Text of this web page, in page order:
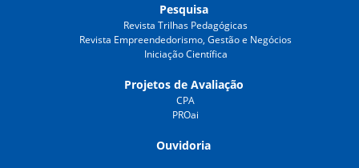
Pesquisa
Revista Trilhas Pedagógicas
Revista Empreendedorismo, Gestão e Negócios
Iniciação Científica
Projetos de Avaliação
CPA
PROai
Ouvidoria